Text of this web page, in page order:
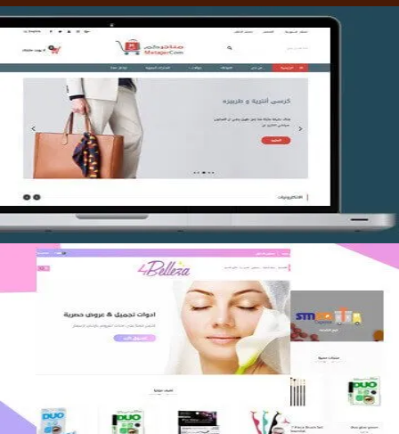
تصميم متجر متاجركم
اعادة تصميم متجر فوربليزا
التفاصيل